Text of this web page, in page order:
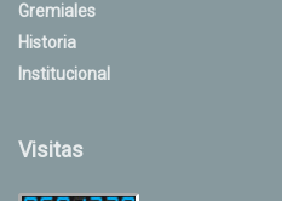
Gremiales
Historia
Institucional
Visitas